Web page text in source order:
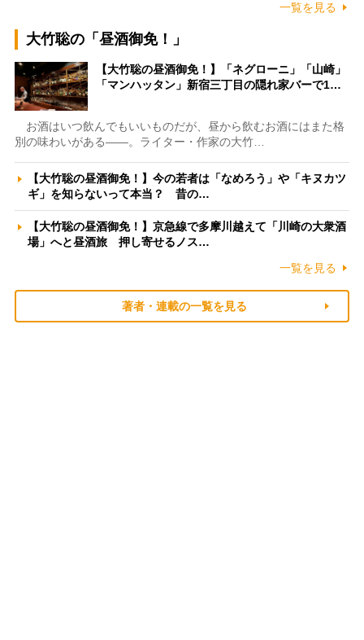
一覧を見る
大竹聡の「昼酒御免！」
【大竹聡の昼酒御免！】「ネグローニ」「山崎」
「マンハッタン」新宿三丁目の隠れ家バーで1…
お酒はいつ飲んでもいいものだが、昼から飲むお酒にはまた格
別の味わいがある――。ライター・作家の大竹…
【大竹聡の昼酒御免！】今の若者は「なめろう」や「キヌカツ
ギ」を知らないって本当？ 昔の…
【大竹聡の昼酒御免！】京急線で多摩川越えて「川崎の大衆酒
場」へと昼酒旅 押し寄せるノス…
一覧を見る
著者・連載の一覧を見る